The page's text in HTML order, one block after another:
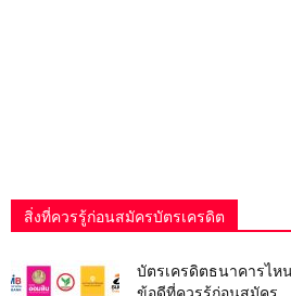
สิ่งที่ควรรู้ก่อนสมัครบัตรเครดิต
บัตรเครดิตธนาคารไห